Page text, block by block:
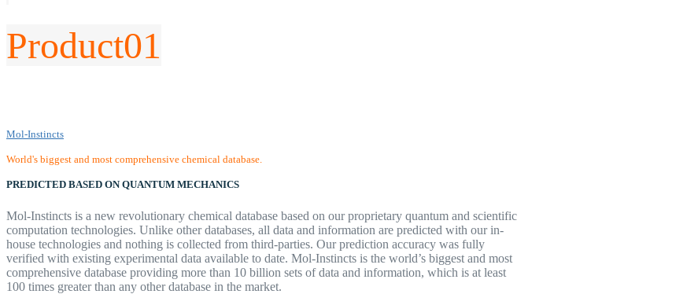
Product01
Mol-Instincts
World's biggest and most comprehensive chemical database.
PREDICTED BASED ON QUANTUM MECHANICS
Mol-Instincts is a new revolutionary chemical database based on our proprietary quantum and scientific
computation technologies. Unlike other databases, all data and information are predicted with our in-
house technologies and nothing is collected from third-parties. Our prediction accuracy was fully
verified with existing experimental data available to date. Mol-Instincts is the world’s biggest and most
comprehensive database providing more than 10 billion sets of data and information, which is at least
100 times greater than any other database in the market.